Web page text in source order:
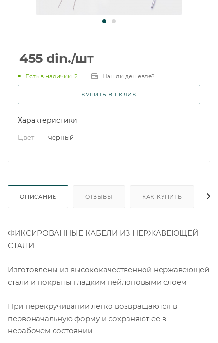
455 din./шт
Есть в наличии: 2 Нашли дешевле?
КУПИТЬ В 1 КЛИК
Характеристики
Цвет — черный
ОПИСАНИЕ ОТЗЫВЫ КАК КУПИТЬ
ФИКСИРОВАННЫЕ КАБЕЛИ ИЗ НЕРЖАВЕЮЩЕЙ
СТАЛИ
Изготовлены из высококачественной нержавеющей
стали и покрыты гладким нейлоновыми слоем
При перекручивании легко возвращаются в
первоначальную форму и сохраняют ее в
нерабочем состоянии